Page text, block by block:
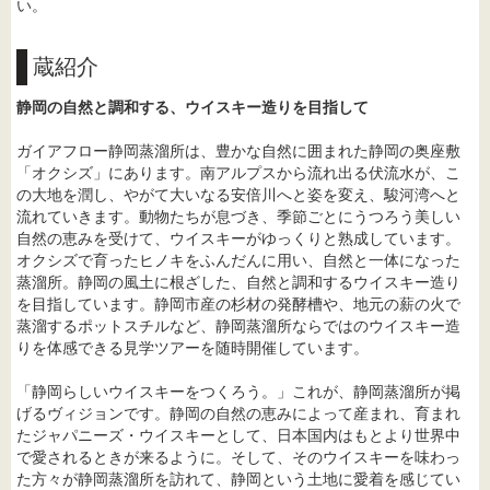
い。
蔵紹介
静岡の自然と調和する、ウイスキー造りを目指して
ガイアフロー静岡蒸溜所は、豊かな自然に囲まれた静岡の奥座敷
「オクシズ」にあります。南アルプスから流れ出る伏流水が、こ
の大地を潤し、やがて大いなる安倍川へと姿を変え、駿河湾へと
流れていきます。動物たちが息づき、季節ごとにうつろう美しい
自然の恵みを受けて、ウイスキーがゆっくりと熟成しています。
オクシズで育ったヒノキをふんだんに用い、自然と一体になった
蒸溜所。静岡の風土に根ざした、自然と調和するウイスキー造り
を目指しています。静岡市産の杉材の発酵槽や、地元の薪の火で
蒸溜するポットスチルなど、静岡蒸溜所ならではのウイスキー造
りを体感できる見学ツアーを随時開催しています。
「静岡らしいウイスキーをつくろう。」これが、静岡蒸溜所が掲
げるヴィジョンです。静岡の自然の恵みによって産まれ、育まれ
たジャパニーズ・ウイスキーとして、日本国内はもとより世界中
で愛されるときが来るように。そして、そのウイスキーを味わっ
た方々が静岡蒸溜所を訪れて、静岡という土地に愛着を感じてい